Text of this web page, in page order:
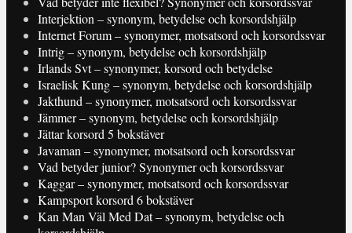
Interjektion – synonym, betydelse och korsordshjälp
Internet Forum – synonymer, motsatsord och korsordssvar
Intrig – synonym, betydelse och korsordshjälp
Irlands Svt – synonymer, korsord och betydelse
Israelisk Kung – synonym, betydelse och korsordshjälp
Jakthund – synonymer, motsatsord och korsordssvar
Jämmer – synonym, betydelse och korsordshjälp
Jättar korsord 5 bokstäver
Javaman – synonymer, motsatsord och korsordssvar
Vad betyder junior? Synonymer och korsordssvar
Kaggar – synonymer, motsatsord och korsordssvar
Kampsport korsord 6 bokstäver
Kan Man Väl Med Dat – synonym, betydelse och